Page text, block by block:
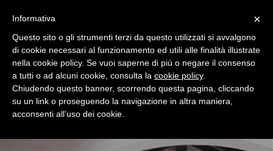
Toggle
×
Informativa
Questo sito o gli strumenti terzi da questo utilizzati si avvalgono
di cookie necessari al funzionamento ed utili alle finalità illustrate
nella cookie policy. Se vuoi saperne di più o negare il consenso
a tutti o ad alcuni cookie, consulta la cookie policy.
Chiudendo questo banner, scorrendo questa pagina, cliccando
su un link o proseguendo la navigazione in altra maniera,
acconsenti all’uso dei cookie.